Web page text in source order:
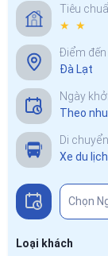
Tiêu
★ ★
Điểm đến
Đà Lạt
Ngày
Theo
Di
Xe du lịch
Loại khách